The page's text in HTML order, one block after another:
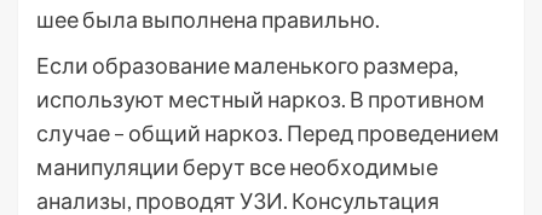
шее была выполнена правильно.
Если образование маленького размера,
используют местный наркоз. В противном
случае – общий наркоз. Перед проведением
манипуляции берут все необходимые
анализы, проводят УЗИ. Консультация